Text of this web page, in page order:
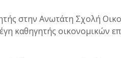
στην Ανωτάτη Σχολή
καθηγητής οικονομικών